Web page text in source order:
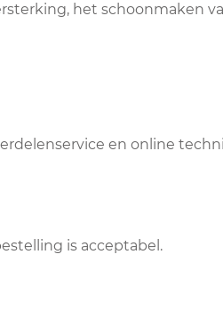
het schoonmaken
en online
is acceptabel.